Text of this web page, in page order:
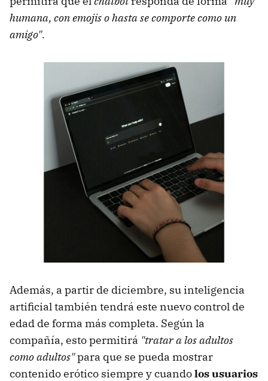
humana, con emojis o hasta se comporte como un
amigo".
Además, a partir de diciembre, su inteligencia
artificial también tendrá este nuevo control de
edad de forma más completa. Según la
compañía, esto permitirá "tratar a los adultos
como adultos"para que se pueda mostrar
contenido erótico siempre y cuandolos usuarios